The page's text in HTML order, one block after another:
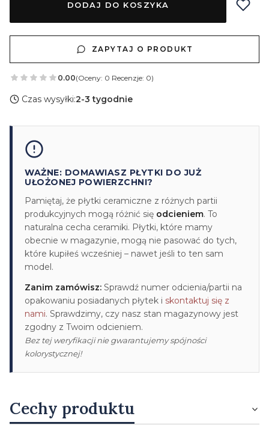
DODAJ DO KOSZYKA
ZAPYTAJ O PRODUKT
0.00(Oceny: 0 Recenzje: 0)
Czas wysyłki:2-3 tygodnie
WAŻNE: DOMAWIASZ PŁYTKI DO JUŻ
UŁOŻONEJ POWIERZCHNI?
Pamiętaj, że płytki ceramiczne z różnych partii
produkcyjnych mogą różnić się odcieniem. To
naturalna cecha ceramiki. Płytki, które mamy
obecnie w magazynie, mogą nie pasować do tych,
które kupiłeś wcześniej – nawet jeśli to ten sam
model.
Zanim zamówisz: Sprawdź numer odcienia/partii na
opakowaniu posiadanych płytek i skontaktuj się z
nami. Sprawdzimy, czy nasz stan magazynowy jest
zgodny z Twoim odcieniem.
Bez tej weryfikacji nie gwarantujemy spójności
kolorystycznej!
Cechy produktu